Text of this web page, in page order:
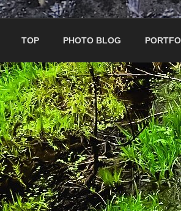
TOP PHOTO BLOG